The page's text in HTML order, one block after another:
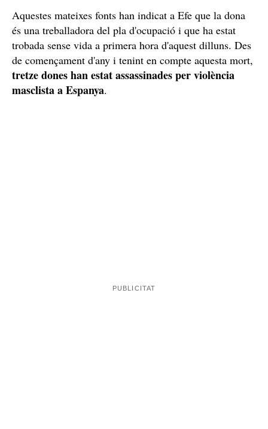
Aquestes mateixes fonts han indicat a Efe que la dona
és una treballadora del pla d'ocupació i que ha estat
trobada sense vida a primera hora d'aquest dilluns. Des
de començament d'any i tenint en compte aquesta mort,
tretze dones han estat assassinades per violència
masclista a Espanya.